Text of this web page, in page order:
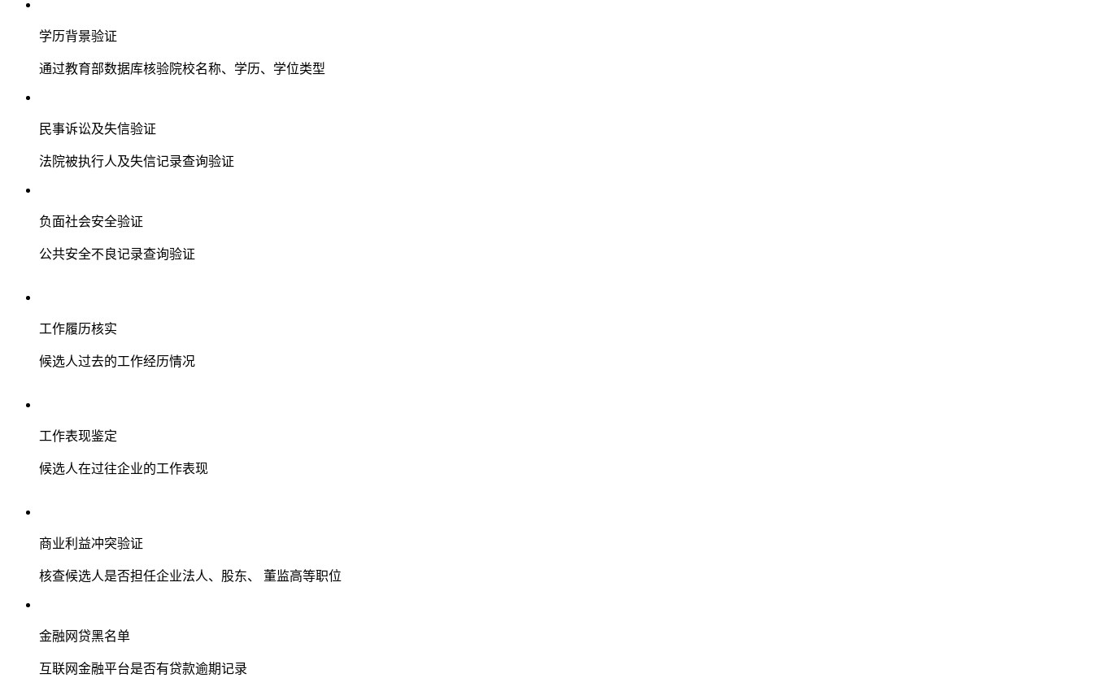
学历背景验证
通过教育部数据库核验院校名称、学历、学位类型
民事诉讼及失信验证
法院被执行人及失信记录查询验证
负面社会安全验证
公共安全不良记录查询验证
工作履历核实
候选人过去的工作经历情况
工作表现鉴定
候选人在过往企业的工作表现
商业利益冲突验证
核查候选人是否担任企业法人、股东、 董监高等职位
金融网贷黑名单
互联网金融平台是否有贷款逾期记录